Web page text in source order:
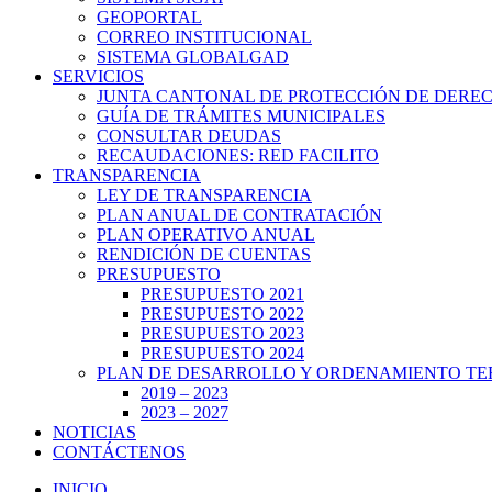
GEOPORTAL
CORREO INSTITUCIONAL
SISTEMA GLOBALGAD
SERVICIOS
JUNTA CANTONAL DE PROTECCIÓN DE
GUÍA DE TRÁMITES MUNICIPALES
CONSULTAR DEUDAS
RECAUDACIONES: RED FACILITO
TRANSPARENCIA
LEY DE TRANSPARENCIA
PLAN ANUAL DE CONTRATACIÓN
PLAN OPERATIVO ANUAL
RENDICIÓN DE CUENTAS
PRESUPUESTO
PRESUPUESTO 2021
PRESUPUESTO 2022
PRESUPUESTO 2023
PRESUPUESTO 2024
PLAN DE DESARROLLO Y ORDENAMIENTO
2019 – 2023
2023 – 2027
NOTICIAS
CONTÁCTENOS